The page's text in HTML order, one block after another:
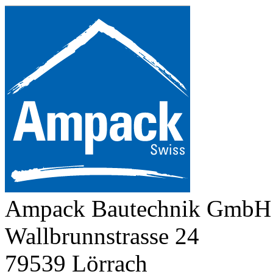
Ampack Bautechnik GmbH
Wallbrunnstrasse 24
79539 Lörrach